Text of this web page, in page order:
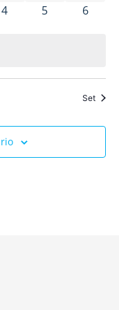
0 eventos
4 0 eventos
5 0
6
Set